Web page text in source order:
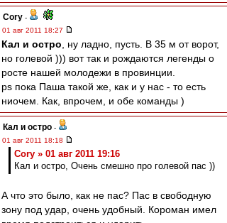
Cory -
01 авг 2011 18:27
Кал и остро , ну ладно, пусть. В 35 м от ворот,
но голевой ))) вот так и рождаются легенды о
росте нашей молодежи в провинции.
ps пока Паша такой же, как и у нас - то есть
ниочем. Как, впрочем, и обе команды )
Кал и остро -
01 авг 2011 18:18
Cory » 01 авг 2011 19:16
Кал и остро, Очень смешно про голевой пас ))
А что это было, как не пас? Пас в свободную
зону под удар, очень удобный. Короман имел